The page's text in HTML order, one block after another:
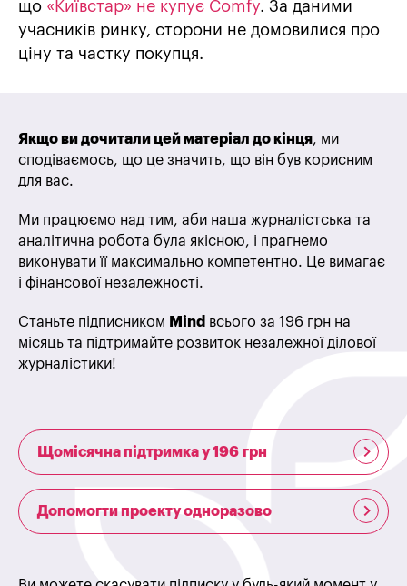
що «Київстар» не купує Comfy. За даними
учасників ринку, сторони не домовилися про
ціну та частку покупця.
Якщо ви дочитали цей матеріал до кінця, ми
сподіваємось, що це значить, що він був корисним
для вас.
Ми працюємо над тим, аби наша журналістська та
аналітична робота була якісною, і прагнемо
виконувати її максимально компетентно. Це вимагає
і фінансової незалежності.
Станьте підписником Mind всього за 196 грн на
місяць та підтримайте розвиток незалежної ділової
журналістики!
Щомісячна підтримка у 196 грн
Допомогти проекту одноразово